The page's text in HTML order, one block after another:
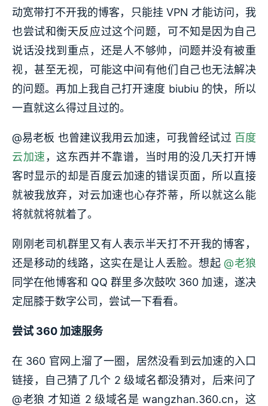
动宽带打不开我的博客，只能挂 VPN 才能访问，我
也尝试和衡天反应过这个问题，可不知是因为自己
说话没找到重点，还是人不够帅，问题并没有被重
视，甚至无视，可能这中间有他们自己也无法解决
的问题。再加上我自己打开速度 biubiu 的快，所以
一直就这么得过且过的。
@易老板 也曾建议我用云加速，可我曾经试过 百度
云加速 ，这东西并不靠谱，当时用的没几天打开博
客时显示的却是百度云加速的错误页面，所以直接
就被我放弃，对云加速也心存芥蒂，所以就这么能
将就就将就着了。
刚刚老司机群里又有人表示半天打不开我的博客，
还是移动的线路，这实在是让人丢脸。想起@老狼
同学在他博客和 QQ 群里多次鼓吹 360 加速，遂决
定屈膝于数字公司，尝试一下看看。
尝试 360 加速服务
在 360 官网上溜了一圈，居然没看到云加速的入口
链接，自己猜了几个 2 级域名都没猜对，后来问了
@老狼 才知道 2 级域名是 wangzhan.360.cn，这